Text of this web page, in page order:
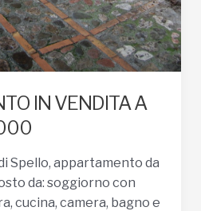
IN VENDITA A
Spello, appartamento da
da: soggiorno con
cucina, camera, bagno e